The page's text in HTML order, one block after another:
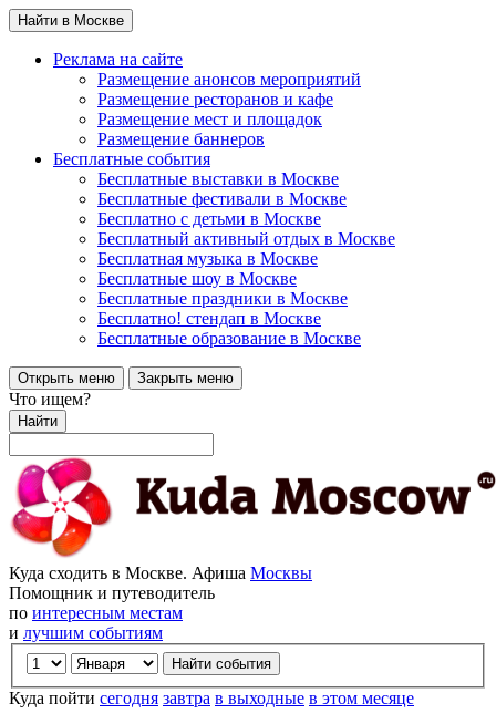
Найти в Москве
Реклама на сайте
Размещение анонсов мероприятий
Размещение ресторанов и кафе
Размещение мест и площадок
Размещение баннеров
Бесплатные события
Бесплатные выставки в Москве
Бесплатные фестивали в Москве
Бесплатно с детьми в Москве
Бесплатный активный отдых в Москве
Бесплатная музыка в Москве
Бесплатные шоу в Москве
Бесплатные праздники в Москве
Бесплатно! стендап в Москве
Бесплатные образование в Москве
Открыть меню Закрыть меню
Что ищем?
Найти
Куда сходить в Москве. Афиша Москвы
Помощник и путеводитель
по интересным местам
и лучшим событиям
Куда пойти сегодня завтра в выходные в этом месяце